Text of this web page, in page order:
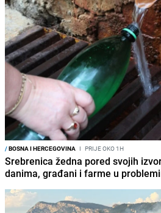
/BOSNA I HERCEGOVINA I PRIJE OKO 1H
Srebrenica žedna pored svojih
danima, građani i farme u